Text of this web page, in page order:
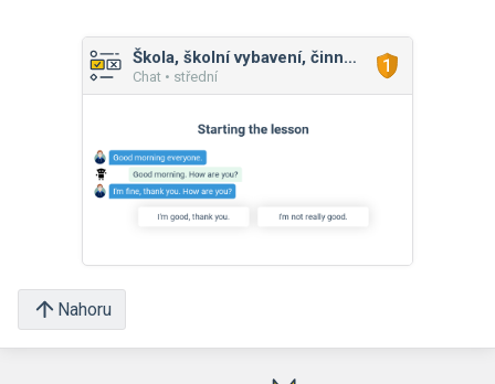
Škola, školní vybavení, činnosti
Chat • střední
Nahoru